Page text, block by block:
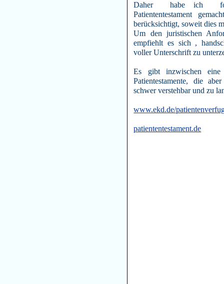
Daher habe ich
Patiententestament
berücksichtigt, soweit dies
Um den juristischen
empfiehlt es sich ,
voller Unterschrift zu
Es gibt inzwischen
Patientestamente, die
schwer verstehbar und zu
www.ekd.de/
patiententestament.de